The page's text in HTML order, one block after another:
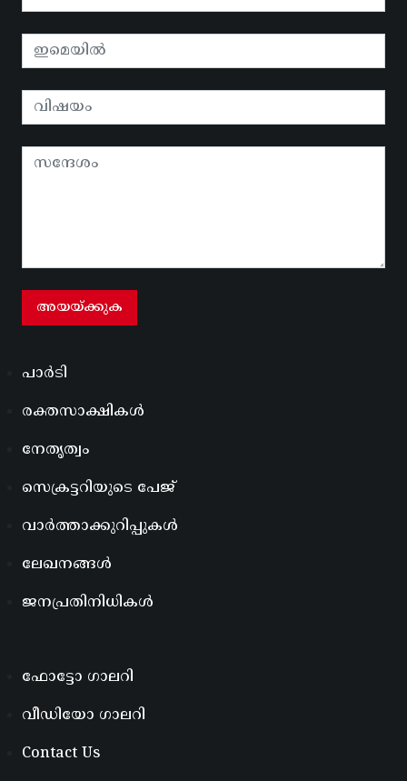
പാർടി
രക്തസാക്ഷികൾ
നേതൃത്വം
സെക്രട്ടറിയുടെ പേജ്
വാർത്താക്കുറിപ്പുകൾ
ലേഖനങ്ങൾ
ജനപ്രതിനിധികൾ
ഫോട്ടോ ഗാലറി
വീഡിയോ ഗാലറി
Contact Us